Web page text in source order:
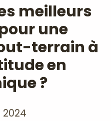
meilleurs
une
terrain à
en
?
2024